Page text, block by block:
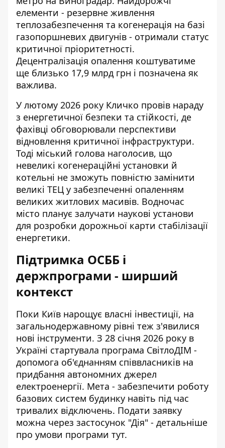
елементи - резервне живлення
теплозабезпечення та когенерація на базі
газопоршневих двигунів - отримали статус
критичної пріоритетності.
Децентралізація опалення коштуватиме
ще близько 17,9 млрд грн і позначена як
важлива.
У лютому 2026 року Кличко провів нараду
з енергетичної безпеки та стійкості, де
фахівці обговорювали перспективи
відновлення критичної інфраструктури.
Тоді міський голова наголосив, що
невеликі когенераційні установки й
котельні не зможуть повністю замінити
великі ТЕЦ у забезпеченні опаленням
великих житлових масивів. Водночас
місто планує залучати наукові установи
для розробки дорожньої карти стабілізації
енергетики.
Підтримка ОСББ і
держпрограми - ширший
контекст
Поки Київ нарощує власні інвестиції, на
загальнодержавному рівні теж з'явилися
нові інструменти. З 28 січня 2026 року в
Україні стартувала програма СвітлоДІМ -
допомога об'єднанням співвласників на
придбання автономних джерел
електроенергії. Мета - забезпечити роботу
базових систем будинку навіть під час
тривалих відключень. Подати заявку
можна через застосунок "Дія" - детальніше
про умови програми тут.